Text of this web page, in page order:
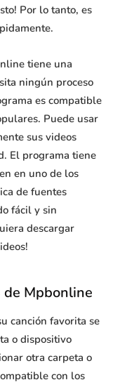
Por lo tanto, es
tiene una
ningún proceso
es compatible
Puede usar
sus videos
El programa tiene
en uno de los
de fuentes
fácil y sin
descargar
de Mpbonline
canción favorita se
o dispositivo
otra carpeta o
con los